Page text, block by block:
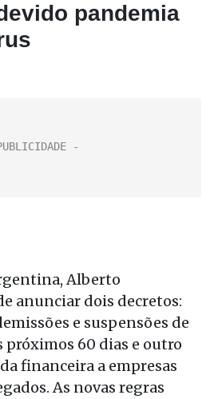
pandemia
Alberto
anunciar dois decretos:
e suspensões de
60 dias e outro
financeira a empresas
As novas regras